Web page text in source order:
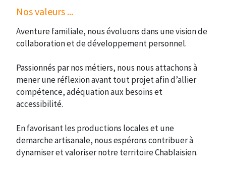
Nos valeurs ...
Aventure familiale, nous évoluons dans une vision de
collaboration et de développement personnel.
Passionnés par nos métiers, nous nous attachons à
mener une réflexion avant tout projet afin d’allier
compétence, adéquation aux besoins et
accessibilité.
En favorisant les productions locales et une
demarche artisanale, nous espérons contribuer à
dynamiser et valoriser notre territoire Chablaisien.